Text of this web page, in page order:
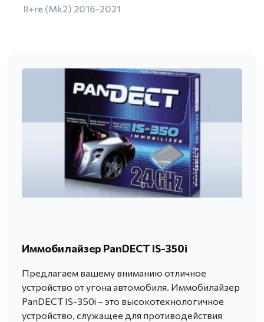
II+re (Mk2) 2016-2021
Иммобилайзер PanDECT IS-350i
Предлагаем вашему вниманию отличное
устройство от угона автомобиля. Иммобилайзер
PanDECT IS-350i – это высокотехнологичное
устройство, служащее для противодействия